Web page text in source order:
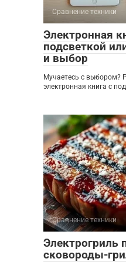
Сравнение техники
Электронная
подсветкой
и выбор
Мучаетесь с выбором?
электронная книга с
Сравнение техники
Электрогриль
сковороды-